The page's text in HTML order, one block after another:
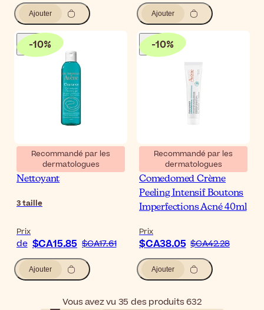
Ajouter Ajouter
-10%
Recommandé par les
dermatologues
Avène Cleanance Gel
Nettoyant
3taille
Prix
de $CA15.85 $CA17.61
Ajouter
-10%
Recommandé par les
dermatologues
Avène Cleanance
Comedomed Crème
Peeling Intensif Boutons
Imperfections Acné 40ml
Prix
$CA38.05 $CA42.28
Ajouter
Vous avez vu 35 des produits 632